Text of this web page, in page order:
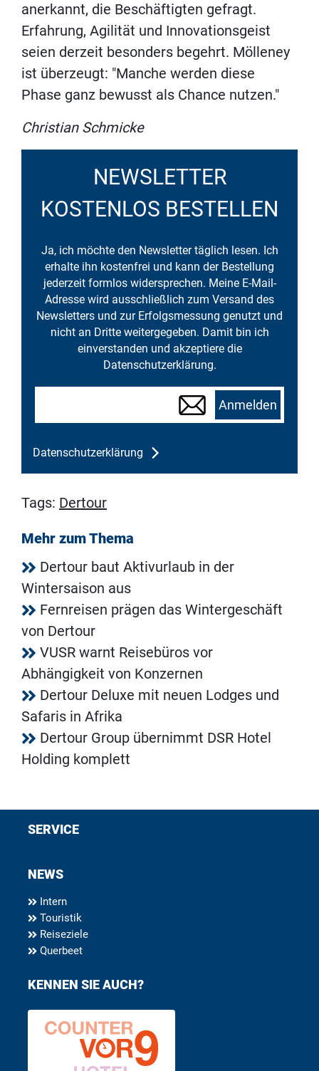
anerkannt, die Beschäftigten gefragt.
Erfahrung, Agilität und Innovationsgeist
seien derzeit besonders begehrt. Mölleney
ist überzeugt: "Manche werden diese
Phase ganz bewusst als Chance nutzen."
Christian Schmicke
NEWSLETTER
KOSTENLOS BESTELLEN
Ja, ich möchte den Newsletter täglich lesen. Ich
erhalte ihn kostenfrei und kann der Bestellung
jederzeit formlos widersprechen. Meine E-Mail-
Adresse wird ausschließlich zum Versand des
Newsletters und zur Erfolgsmessung genutzt und
nicht an Dritte weitergegeben. Damit bin ich
einverstanden und akzeptiere die
Datenschutzerklärung.
Anmelden
Datenschutzerklärung
Tags: Dertour
Mehr zum Thema
Dertour baut Aktivurlaub in der
Wintersaison aus
Fernreisen prägen das Wintergeschäft
von Dertour
VUSR warnt Reisebüros vor
Abhängigkeit von Konzernen
Dertour Deluxe mit neuen Lodges und
Safaris in Afrika
Dertour Group übernimmt DSR Hotel
Holding komplett
SERVICE
NEWS
Intern
Touristik
Reiseziele
Querbeet
KENNEN SIE AUCH?